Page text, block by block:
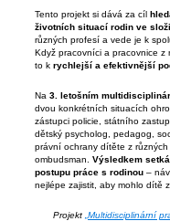
Tento projekt si dává za cíl
životních situací rodin ve
různých profesí a vede je k
Když pracovníci a pracovnice
to krychlejší a efektivnější
Na3. letošním
dvou konkrétních situacích
zástupci policie, státního
dětský psycholog, pedagog,
právní ochrany dítěte z
ombudsman.Výsledkem
postupu práce s rodinou –
nejlépe zajistit, aby mohlo dítě
Projekt „Multidisciplinární